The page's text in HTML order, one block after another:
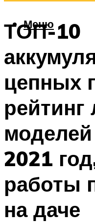
Меню
ТОП-10
цепных
2021
работы
на даче